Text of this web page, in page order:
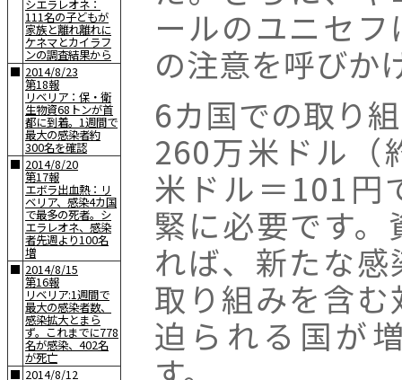
シエラレオネ：
111名の子どもが
家族と離れ離れに
ケネマとカイラフ
ンの調査結果から
■ 2014/8/23
第18報
リベリア：保・衛
生物資68トンが首
都に到着。1週間で
最大の感染者約
300名を確認
■ 2014/8/20
第17報
エボラ出血熱：リ
ベリア、感染4カ国
で最多の死者。シ
エラレオネ、感染
者先週より100名
増
■ 2014/8/15
第16報
リベリア:1週間で
最大の感染者数、
感染拡大とまら
ず。これまでに778
名が感染、402名
が死亡
■ 2014/8/12
ールのユニセ
の注意を呼びか
6カ国での取り
260万米ドル
米ドル＝101円
緊に必要です
れば、新たな
取り組みを含
迫られる国が